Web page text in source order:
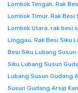
Lombok Tengah, Rak
Lombok Timur, Rak Besi
Lombok Utara, rak besi
Linggau, Rak Besi Siku
Besi Siku Lubang
Siku Lubang Susun
Lubang Susun Gudang
Susun Gudang Arsip